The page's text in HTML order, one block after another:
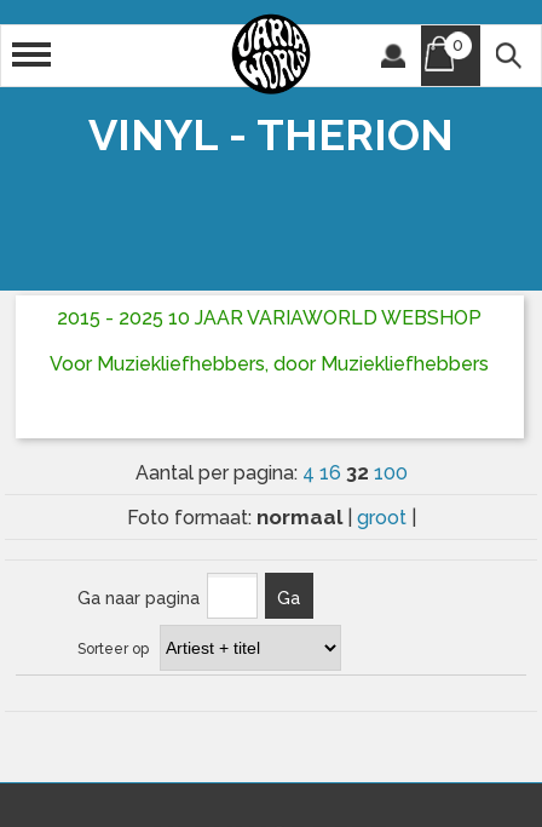
0
VINYL - THERION
2015 - 2025 10 JAAR VARIAWORLD WEBSHOP
Voor Muziekliefhebbers, door Muziekliefhebbers
Aantal per pagina: 4 16 32 100
Foto formaat: normaal groot
Ga naar pagina Ga
Sorteer op